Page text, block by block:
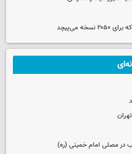
می‌پیچد
در مصلی امام خمینی (ره)